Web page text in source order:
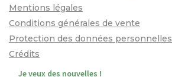
Mentions légales
Conditions générales de vente
Protection des données personnelles
Crédits
Je veux des nouvelles !